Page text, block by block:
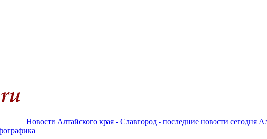
Новости Алтайского края - Славгород - последние новости сегодня